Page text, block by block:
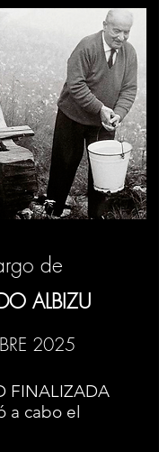
de
ALBIZU
2025
FINALIZADA
a cabo el